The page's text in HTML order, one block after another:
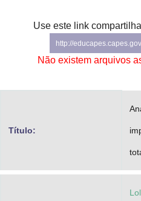
Secretaria de Governo
Gabinete de Segurança Institucional
Planalto
Use este link
http://
Não existem arquivos
Título: